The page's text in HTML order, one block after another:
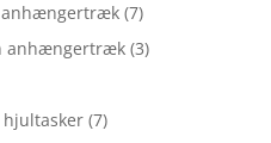
anhængertræk (7)
anhængertræk (3)
hjultasker (7)